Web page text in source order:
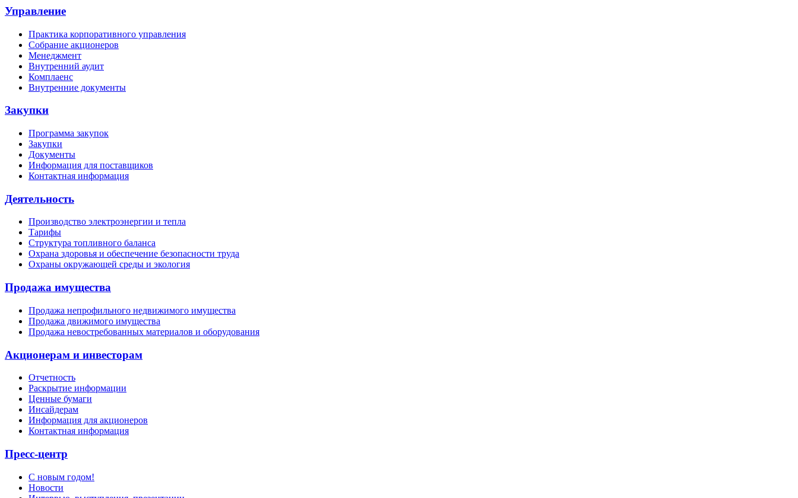
Управление
Практика корпоративного управления
Собрание акционеров
Менеджмент
Внутренний аудит
Комплаенс
Внутренние документы
Закупки
Программа закупок
Закупки
Документы
Информация для поставщиков
Контактная информация
Деятельность
Производство электроэнергии и тепла
Тарифы
Структура топливного баланса
Охрана здоровья и обеспечение безопасности труда
Охраны окружающей среды и экология
Продажа имущества
Продажа непрофильного недвижимого имущества
Продажа движимого имущества
Продажа невостребованных материалов и оборудования
Акционерам и инвесторам
Отчетность
Раскрытие информации
Ценные бумаги
Инсайдерам
Информация для акционеров
Контактная информация
Пресс-центр
С новым годом!
Новости